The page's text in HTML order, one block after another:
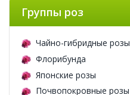
Группы роз
Чайно-гибридные розы
Флорибунда
Японские розы
Почвопокровные розы